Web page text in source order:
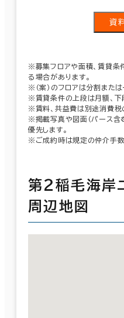
資
※募集フロアや面積、賃貸条
る場合があります。
※（案）のフロアは分割また
※賃貸条件の上段は月額、下
※賃料、共益費は別途消費税
※掲載写真や図面（パース含
優先します。
※ご成約時は規定の仲介手数
第２稲毛海岸
周辺地図